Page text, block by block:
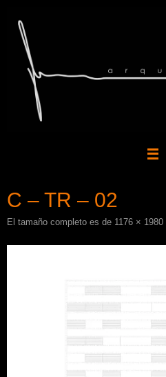
contenido
C – TR – 02
El tamaño completo es de 1176 × 1980